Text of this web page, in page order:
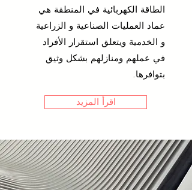
الطاقة الكهربائية في المنطقة هي
عماد العمليات الصناعية و الزراعية
و الخدمية ويتعلق استقرار الأفراد
في عملهم ومنازلهم بشكل وثيق
بتوافرها.
اقرأ المزيد